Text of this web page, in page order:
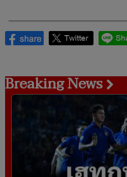
Breaking News